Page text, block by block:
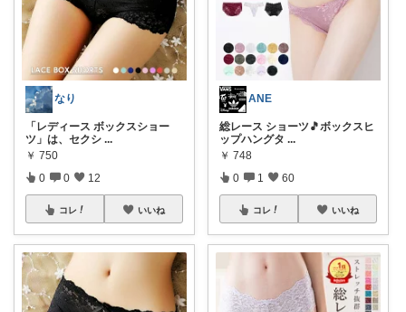
なり
「レディース ボックスショー
ツ」は、セクシ ...
￥ 750
0 0 12
コレ いいね
ANE
総レース ショーツ🎵ボックスヒ
ップハングタ ...
￥ 748
0 1 60
コレ いいね